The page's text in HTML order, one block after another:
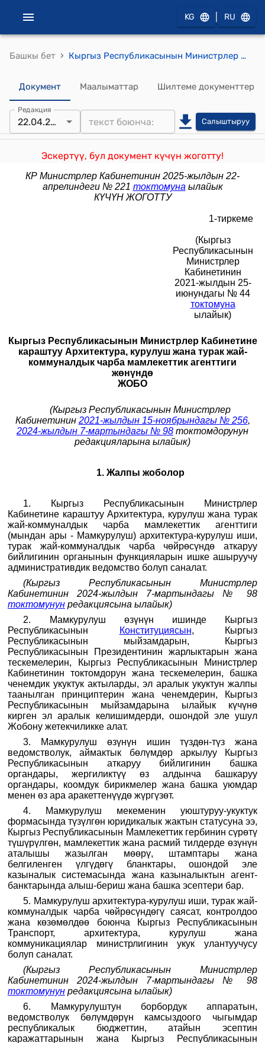
KG RU
Башкы бет › Кыргыз Республикасынын Министрлер Кабинетине караштуу Архитектура, курулуш жана турак жай-коммуналдык чарба мамлекеттик агенттиги жөнүндө жобо (Кыргыз Республикасынын Министрлер Кабинетинин 2021-жылдын 25-июнундагы № 44 токтомуна ылайык)
Документ Маалыматтар Шилтеме документтер
Редакция
22.04.2025 Салыштыруу
Эскертүү, бул документ күчүн жоготту!